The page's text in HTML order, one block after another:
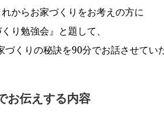
からお家づくりをお考えの方に
り勉強会』と題して、
くりの秘訣を90分でお話させてい
お伝えする内容